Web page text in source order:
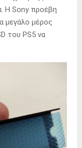
Η Sony προέβη
μεγάλο μέρος
του PS5 να